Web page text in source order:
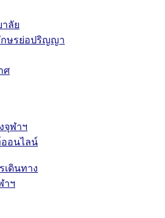
าลัย
ษรย่อปริญญา
ศ
จุฬาฯ
อนไลน์
เดินทาง
าฯ